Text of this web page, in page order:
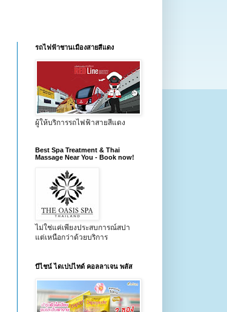
รถไฟฟ้าชานเมืองสายสีแดง
ผู้ให้บริการรถไฟฟ้าสายสีแดง
Best Spa Treatment & Thai
Massage Near You - Book now!
ไม่ใช่แค่เพียงประสบการณ์สปา
แต่เหนือกว่าด้วยบริการ
บีไชน์ ไดเปปไทด์ คอลลาเจน พลัส